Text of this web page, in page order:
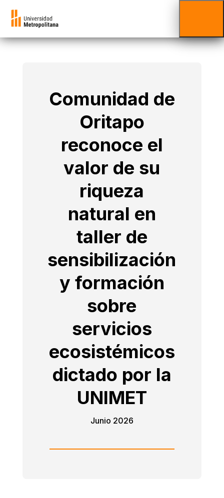
Comunidad de
Oritapo
reconoce el
valor de su
riqueza
natural en
taller de
sensibilización
y formación
sobre
servicios
ecosistémicos
dictado por la
UNIMET
Junio 2026